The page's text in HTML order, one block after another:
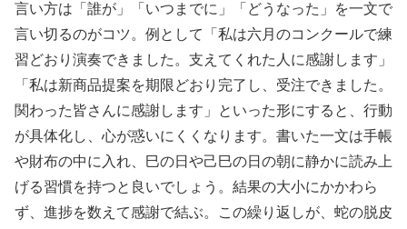
言い方は「誰が」「いつまでに」「どうなった」を一文で
言い切るのがコツ。例として「私は六月のコンクールで練
習どおり演奏できました。支えてくれた人に感謝します」
「私は新商品提案を期限どおり完了し、受注できました。
関わった皆さんに感謝します」といった形にすると、行動
が具体化し、心が惑いにくくなります。書いた一文は手帳
や財布の中に入れ、巳の日や己巳の日の朝に静かに読み上
げる習慣を持つと良いでしょう。結果の大小にかかわら
ず、進捗を数えて感謝で結ぶ。この繰り返しが、蛇の脱皮